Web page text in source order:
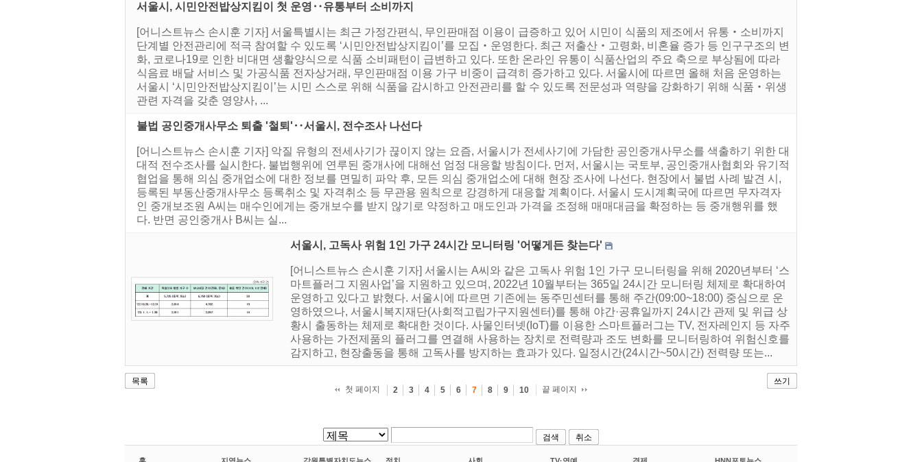
서울시, 시민안전밥상지킴이 첫 운영‥유통부터 소비까지
[어니스트뉴스 손시훈 기자] 서울특별시는 최근 가정간편식, 무인판매점 이용이 급증하고 있어 시민이 식품의 제조에서 유통‧소비까지
단계별 안전관리에 적극 참여할 수 있도록 ‘시민안전밥상지킴이’를 모집‧운영한다. 최근 저출산‧고령화, 비혼율 증가 등 인구구조의 변
화, 코로나19로 인한 비대면 생활양식으로 식품 소비패턴이 급변하고 있다. 또한 온라인 유통이 식품산업의 주요 축으로 부상됨에 따라
식음료 배달 서비스 및 가공식품 전자상거래, 무인판매점 이용 가구 비중이 급격히 증가하고 있다. 서울시에 따르면 올해 처음 운영하는
서울시 ‘시민안전밥상지킴이’는 시민 스스로 위해 식품을 감시하고 안전관리를 할 수 있도록 전문성과 역량을 강화하기 위해 식품‧위생
관련 자격을 갖춘 영양사, ...
불법 공인중개사무소 퇴출 '철퇴'‥서울시, 전수조사 나선다
[어니스트뉴스 손시훈 기자] 악질 유형의 전세사기가 끊이지 않는 요즘, 서울시가 전세사기에 가담한 공인중개사무소를 색출하기 위한 대
대적 전수조사를 실시한다. 불법행위에 연루된 중개사에 대해선 엄정 대응할 방침이다. 먼저, 서울시는 국토부, 공인중개사협회와 유기적
협업을 통해 의심 중개업소에 대한 정보를 면밀히 파악 후, 모든 의심 중개업소에 대해 현장 조사에 나선다. 현장에서 불법 사례 발견 시,
등록된 부동산중개사무소 등록취소 및 자격취소 등 무관용 원칙으로 강경하게 대응할 계획이다. 서울시 도시계획국에 따르면 무자격자
인 중개보조원 A씨는 매수인에게는 중개보수를 받지 않기로 약정하고 매도인과 가격을 조정해 매매대금을 확정하는 등 중개행위를 했
다. 반면 공인중개사 B씨는 실...
서울시, 고독사 위험 1인 가구 24시간 모니터링 '어떻게든 찾는다'
[어니스트뉴스 손시훈 기자] 서울시는 A씨와 같은 고독사 위험 1인 가구 모니터링을 위해 2020년부터 ‘스
마트플러그 지원사업’을 지원하고 있으며, 2022년 10월부터는 365일 24시간 모니터링 체제로 확대하여
운영하고 있다고 밝혔다. 서울시에 따르면 기존에는 동주민센터를 통해 주간(09:00~18:00) 중심으로 운
영하였으나, 서울시복지재단(사회적고립가구지원센터)를 통해 야간·공휴일까지 24시간 관제 및 위급 상
황시 출동하는 체제로 확대한 것이다. 사물인터넷(IoT)를 이용한 스마트플러그는 TV, 전자레인지 등 자주
사용하는 가전제품의 플러그를 연결해 사용하는 장치로 전력량과 조도 변화를 모니터링하여 위험신호를
감지하고, 현장출동을 통해 고독사를 방지하는 효과가 있다. 일정시간(24시간~50시간) 전력량 또는...
목록
쓰기
첫 페이지
2 3 4 5 6 7 8 9 10 끝 페이지
검색 취소